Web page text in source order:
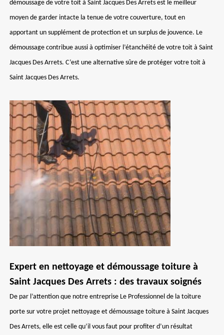
démoussage de votre toit à Saint Jacques Des Arrets est le meilleur
moyen de garder intacte la tenue de votre couverture, tout en
apportant un supplément de protection et un surplus de jouvence. Le
démoussage contribue aussi à optimiser l’étanchéité de votre toit à Saint
Jacques Des Arrets. C’est une alternative sûre de protéger votre toit à
Saint Jacques Des Arrets.
Expert en nettoyage et démoussage toiture à
Saint Jacques Des Arrets : des travaux soignés
De par l’attention que notre entreprise Le Professionnel de la toiture
porte sur votre projet nettoyage et démoussage toiture à Saint Jacques
Des Arrets, elle est celle qu’il vous faut pour profiter d’un résultat